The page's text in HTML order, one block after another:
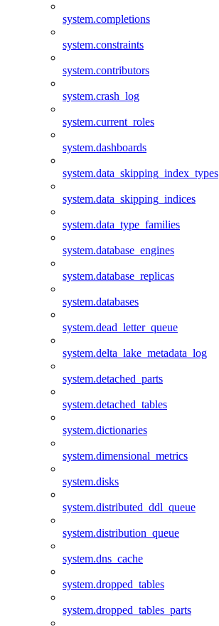
system.completions
system.constraints
system.contributors
system.crash_log
system.current_roles
system.dashboards
system.data_skipping_index_types
system.data_skipping_indices
system.data_type_families
system.database_engines
system.database_replicas
system.databases
system.dead_letter_queue
system.delta_lake_metadata_log
system.detached_parts
system.detached_tables
system.dictionaries
system.dimensional_metrics
system.disks
system.distributed_ddl_queue
system.distribution_queue
system.dns_cache
system.dropped_tables
system.dropped_tables_parts